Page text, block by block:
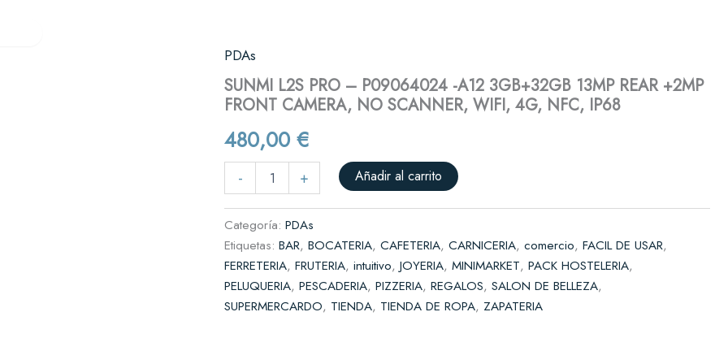
PDAs
SUNMI L2S PRO – P09064024 -A12 3GB+32GB 13MP REAR +2MP
FRONT CAMERA, NO SCANNER, WIFI, 4G, NFC, IP68
480,00 €
-
SUNMI
PRO
–
-
3GB+32GB
+2MP
FRONT
CAMERA,
NO
SCANNER,
WIFI,
+ Añadir al carrito
Categoría: PDAs
Etiquetas: BAR, BOCATERIA, CAFETERIA, CARNICERIA, comercio, FACIL DE USAR,
FERRETERIA, FRUTERIA, intuitivo, JOYERIA, MINIMARKET, PACK HOSTELERIA,
PELUQUERIA, PESCADERIA, PIZZERIA, REGALOS, SALON DE BELLEZA,
SUPERMERCARDO, TIENDA, TIENDA DE ROPA, ZAPATERIA
REAR
+2MP
FRONT
cantidad